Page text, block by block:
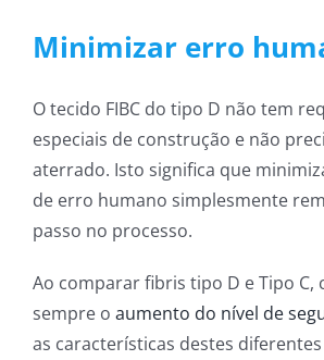
Minimizar erro
O tecido FIBC do tipo D não tem
especiais de construção e não
aterrado. Isto significa que
de erro humano simplesmente
passo no processo.
Ao comparar fibris tipo D e Tipo C,
sempre o aumento do nível de
as características destes